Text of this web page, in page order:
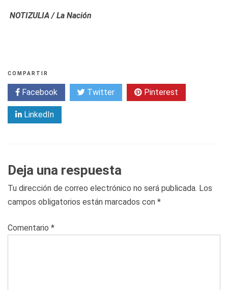
NOTIZULIA / La Nación
COMPARTIR
Facebook Twitter Pinterest
LinkedIn
Deja una respuesta
Tu dirección de correo electrónico no será publicada. Los
campos obligatorios están marcados con *
Comentario *